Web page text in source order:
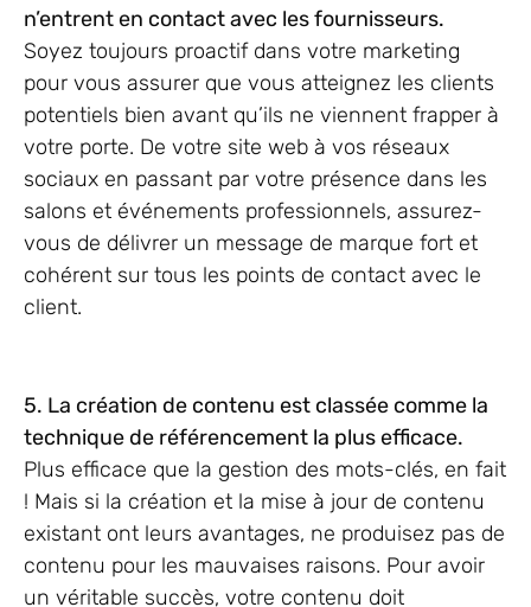
n’entrent en contact avec les fournisseurs.
Soyez toujours proactif dans votre marketing
pour vous assurer que vous atteignez les clients
potentiels bien avant qu’ils ne viennent frapper à
votre porte. De votre site web à vos réseaux
sociaux en passant par votre présence dans les
salons et événements professionnels, assurez-
vous de délivrer un message de marque fort et
cohérent sur tous les points de contact avec le
client.
5. La création de contenu est classée comme la
technique de référencement la plus efficace.
Plus efficace que la gestion des mots-clés, en fait
! Mais si la création et la mise à jour de contenu
existant ont leurs avantages, ne produisez pas de
contenu pour les mauvaises raisons. Pour avoir
un véritable succès, votre contenu doit